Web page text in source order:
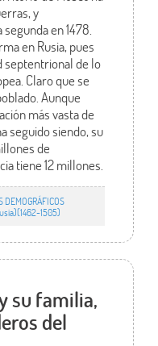
y
en 1478.
en Rusia, pues
septentrional de lo
Claro que se
Aunque
más vasta de
seguido siendo, su
de
tiene 12 millones.
DEMOGRÁFICOS
1505)
su familia,
del